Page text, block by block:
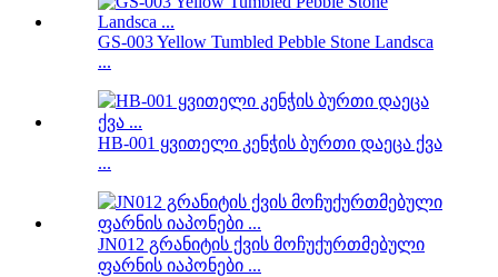
GS-003 Yellow Tumbled Pebble Stone Landsca
...
HB-001 ყვითელი კენჭის ბურთი დაეცა ქვა
...
JN012 გრანიტის ქვის მოჩუქურთმებული
ფარნის იაპონები ...